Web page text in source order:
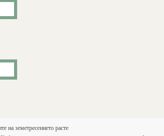
на земетресението расте